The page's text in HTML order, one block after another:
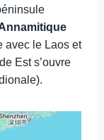
avec le Laos et
Est s’ouvre